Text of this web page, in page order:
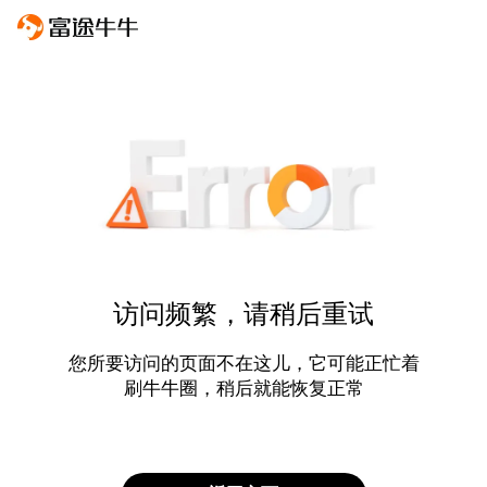
访问频繁，请稍后重试
您所要访问的页面不在这儿，它可能正忙着
刷牛牛圈，稍后就能恢复正常